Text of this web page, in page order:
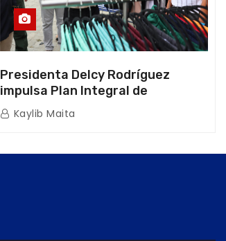
Presidenta Delcy Rodríguez
impulsa Plan Integral de
Reactivación Económica en La
Guaira
Kaylib Maita